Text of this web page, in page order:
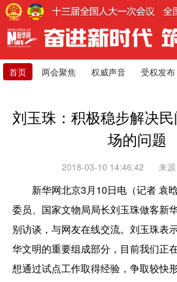
首页 两会聚焦 权威声音 受权发布
刘玉珠：积极稳步解决
场的问题
2018-03-10 14:46:42 来源
新华网北京3月10日电（记者 袁
委员、国家文物局局长刘玉珠做客新
别访谈，与网友在线交流。刘玉珠表
华文明的重要组成部分，目前我们正
想通过试点工作取得经验，争取较快